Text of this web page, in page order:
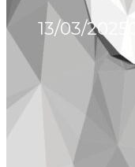
13/03/2025